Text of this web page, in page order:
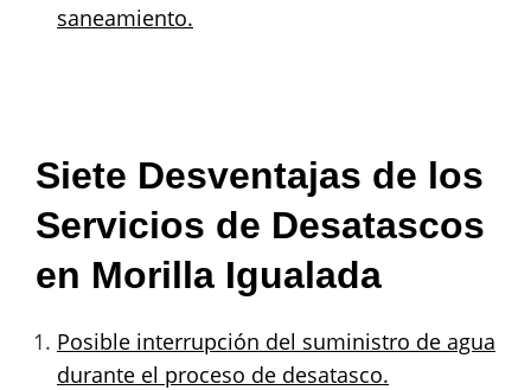
saneamiento.
Siete Desventajas de los
Servicios de Desatascos
en Morilla Igualada
Posible interrupción del suministro de agua
durante el proceso de desatasco.